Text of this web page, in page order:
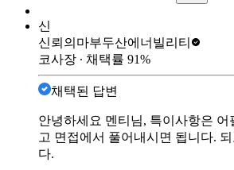
신
신뢰의마부두산에너빌리티
코사장 ∙ 채택률 91%
채택된 답변
안녕하세요 멘티님, 특이사항은 어
고 면접에서 풀어내시면 됩니다.
다.